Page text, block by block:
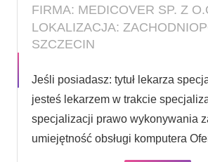
FIRMA: MEDICOVER SP. Z
LOKALIZACJA:
SZCZECIN
Jeśli posiadasz: tytuł lekarza
jesteś lekarzem w trakcie
specjalizacji prawo wykonywania
umiejętność obsługi komputera